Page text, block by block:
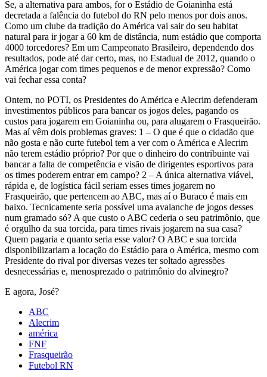
Se, a alternativa para ambos, for o Estádio de Goianinha está
decretada a falência do futebol do RN pelo menos por dois anos.
Como um clube da tradição do América vai sair do seu habitat
natural para ir jogar a 60 km de distância, num estádio que comporta
4000 torcedores? Em um Campeonato Brasileiro, dependendo dos
resultados, pode até dar certo, mas, no Estadual de 2012, quando o
América jogar com times pequenos e de menor expressão? Como
vai fechar essa conta?
Ontem, no POTI, os Presidentes do América e Alecrim defenderam
investimentos públicos para bancar os jogos deles, pagando os
custos para jogarem em Goianinha ou, para alugarem o Frasqueirão.
Mas aí vêm dois problemas graves: 1 – O que é que o cidadão que
não gosta e não curte futebol tem a ver com o América e Alecrim
não terem estádio próprio? Por que o dinheiro do contribuinte vai
bancar a falta de competência e visão de dirigentes esportivos para
os times poderem entrar em campo? 2 – A única alternativa viável,
rápida e, de logística fácil seriam esses times jogarem no
Frasqueirão, que pertencem ao ABC, mas aí o Buraco é mais em
baixo. Tecnicamente seria possível uma avalanche de jogos desses
num gramado só? A que custo o ABC cederia o seu patrimônio, que
é orgulho da sua torcida, para times rivais jogarem na sua casa?
Quem pagaria e quanto seria esse valor? O ABC e sua torcida
disponibilizariam a locação do Estádio para o América, mesmo com
Presidente do rival por diversas vezes ter soltado agressões
desnecessárias e, menosprezado o patrimônio do alvinegro?
E agora, José?
ABC
Alecrim
américa
FNF
Frasqueirão
Futebol RN